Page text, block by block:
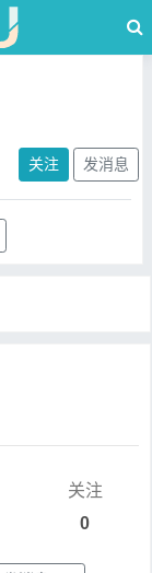
关注 发消息
关注
0